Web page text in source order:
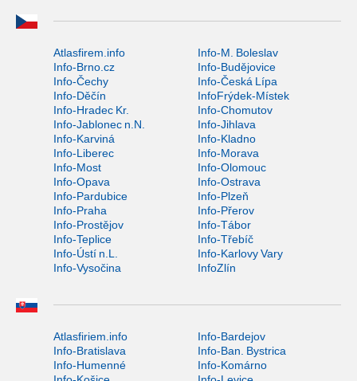
Atlasfirem.info
Info-M. Boleslav
Info-Brno.cz
Info-Budějovice
Info-Čechy
Info-Česká Lípa
Info-Děčín
InfoFrýdek-Místek
Info-Hradec Kr.
Info-Chomutov
Info-Jablonec n.N.
Info-Jihlava
Info-Karviná
Info-Kladno
Info-Liberec
Info-Morava
Info-Most
Info-Olomouc
Info-Opava
Info-Ostrava
Info-Pardubice
Info-Plzeň
Info-Praha
Info-Přerov
Info-Prostějov
Info-Tábor
Info-Teplice
Info-Třebíč
Info-Ústí n.L.
Info-Karlovy Vary
Info-Vysočina
InfoZlín
Atlasfiriem.info
Info-Bardejov
Info-Bratislava
Info-Ban. Bystrica
Info-Humenné
Info-Komárno